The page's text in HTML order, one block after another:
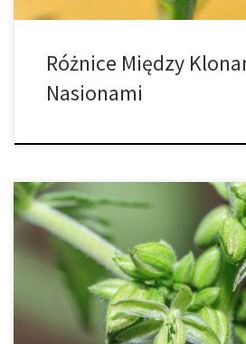
Różnice Między
Nasionami
Jak rozpoznać płeć męską i żeńską w
metody identyfikacji dla lepszej uprawy.
marihuanę, powinieneś wiedzieć, jak
rośliny marihuany. Tylko samice
potrzebne do celów leczniczych lub
mają niską aktywność i bardzo niską